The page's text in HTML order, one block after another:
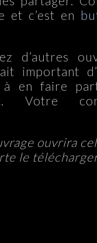
et c’est en
d’autres
important
à en faire
. Votre
ouvrira
le